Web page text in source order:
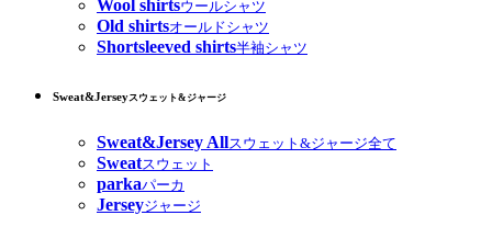
Wool shirtsウールシャツ
Old shirtsオールドシャツ
Shortsleeved shirts半袖シャツ
Sweat&Jerseyスウェット&ジャージ
Sweat&Jersey Allスウェット&ジャージ全て
Sweatスウェット
parkaパーカ
Jerseyジャージ